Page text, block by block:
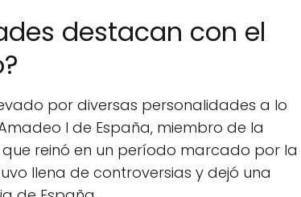
destacan con el
por diversas personalidades a lo
I de España, miembro de la
reinó en un período marcado por la
llena de controversias y dejó una